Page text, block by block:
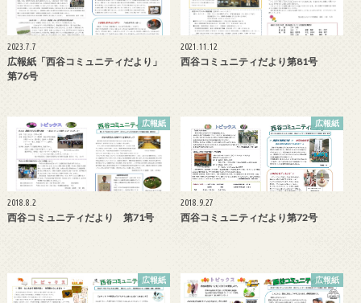
2023.7.7
広報紙「西谷コミュニティだより」
第76号
2021.11.12
西谷コミュニティだより第81号
広報紙
2018.8.2
西谷コミュニティだより 第71号
広報紙
2018.9.27
西谷コミュニティだより第72号
広報紙 広報紙